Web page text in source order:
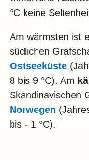
°C keine
Am wärmsten ist
südlichen
Ostseeküste
8 bis 9 °C). Am
Skandinavischen
Norwegen
bis - 1 °C).